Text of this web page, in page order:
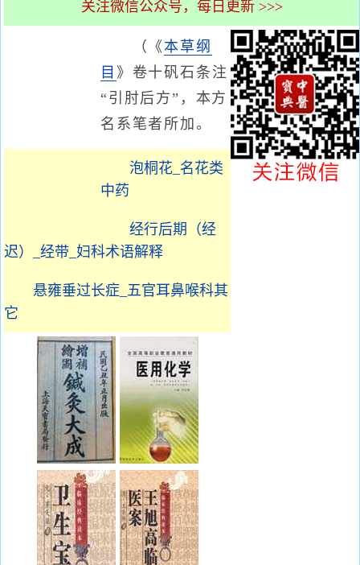
关注微信公众号，每日更新 >>>
（《本草纲
目 》卷十矾石条注
“引肘后方”，本方
名系笔者所加。
泡桐花_名花类
中药
经行后期（经
迟）_经带_妇科术语解释
悬雍垂过长症_五官耳鼻喉科其
它